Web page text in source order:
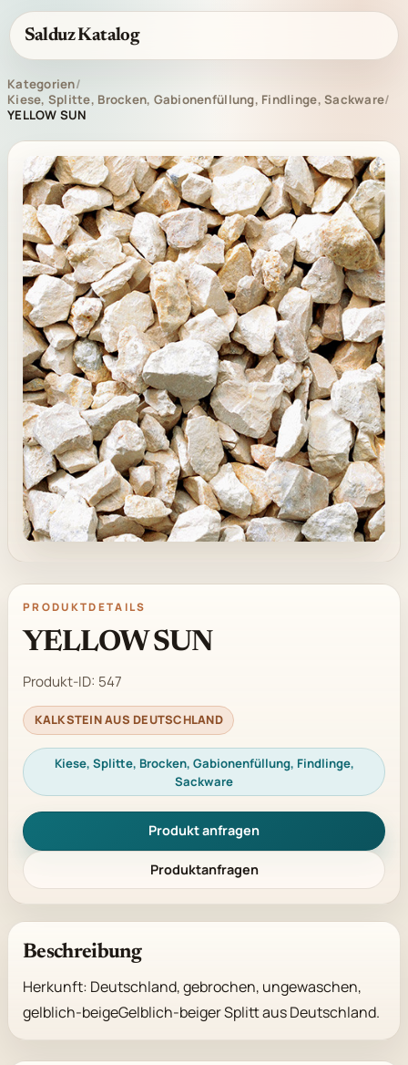
Salduz Katalog
Kategorien/
Kiese, Splitte, Brocken, Gabionenfüllung, Findlinge, Sackware/
YELLOW SUN
PRODUKTDETAILS
YELLOW SUN
Produkt-ID: 547
KALKSTEIN AUS DEUTSCHLAND
Kiese, Splitte, Brocken, Gabionenfüllung, Findlinge,
Sackware
Produkt anfragen
Produktanfragen
Beschreibung
Herkunft: Deutschland, gebrochen, ungewaschen,
gelblich-beigeGelblich-beiger Splitt aus Deutschland.